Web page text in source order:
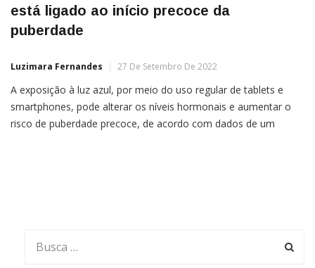
está ligado ao início precoce da
puberdade
Luzimara Fernandes 27 De Setembro De 2022
A exposição à luz azul, por meio do uso regular de tablets e
smartphones, pode alterar os níveis hormonais e aumentar o
risco de puberdade precoce, de acordo com dados de um